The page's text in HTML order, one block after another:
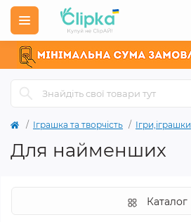
Іграшка та творчість Ігри,іграшки
Для найменших
Каталог